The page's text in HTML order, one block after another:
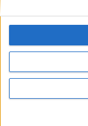
Y como regalo de
gratis una copia
primer año de